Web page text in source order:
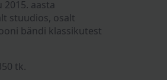
aasta
stuudios, osalt
bändi klassikutest
tk.